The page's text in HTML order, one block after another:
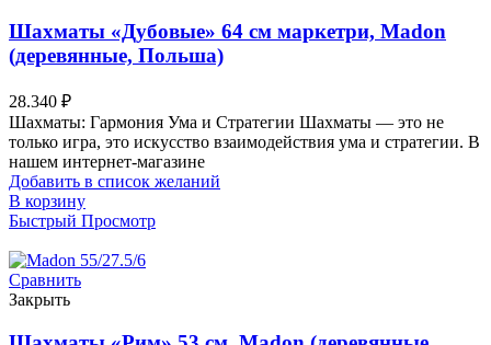
Шахматы «Дубовые» 64 см маркетри, Madon
(деревянные, Польша)
28.340 ₽
Шахматы: Гармония Ума и Стратегии Шахматы — это не
только игра, это искусство взаимодействия ума и стратегии. В
нашем интернет-магазине
Добавить в список желаний
В корзину
Быстрый Просмотр
Сравнить
Закрыть